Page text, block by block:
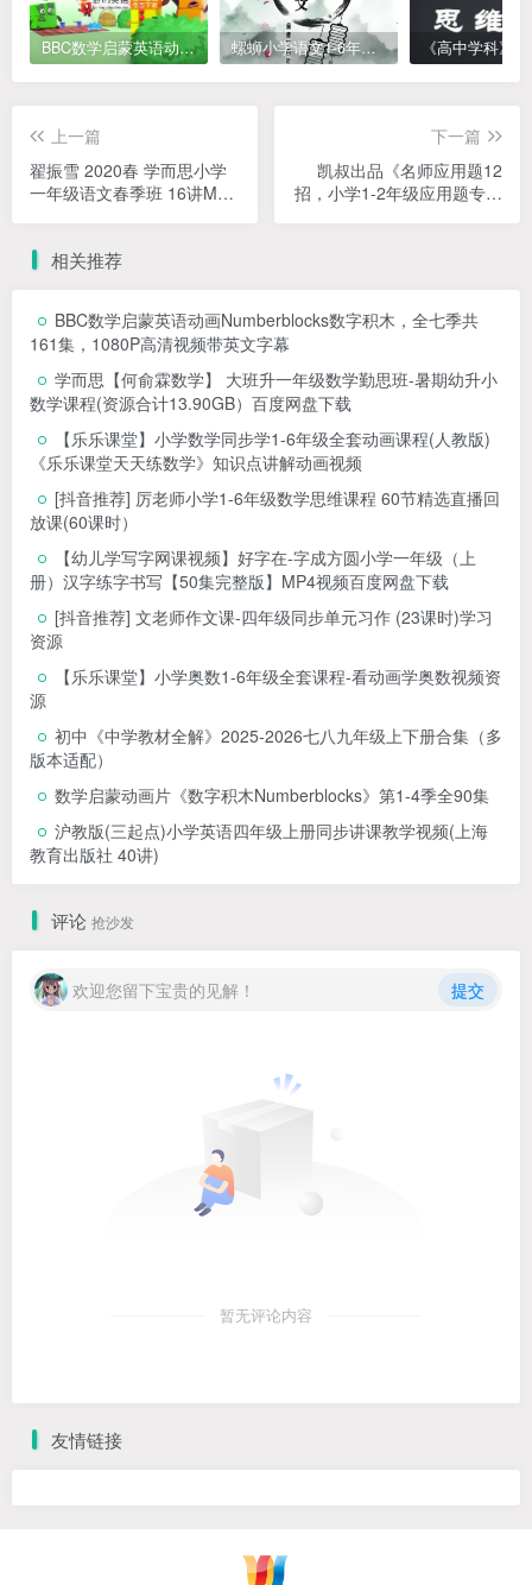
BBC数学启蒙英语动画Numberblocks数字积木，全七季共161集，1080P高清视频带英文字幕 螺蛳小学语文1-6年级《小学古诗文》课程视频
上一篇
翟振雪 2020春 学而思小学
一年级语文春季班 16讲MP4
下一篇
凯叔出品《名师应用题12
招，小学1-2年级应用题专题
相关推荐
BBC数学启蒙英语动画Numberblocks数字积木，全七季共
161集，1080P高清视频带英文字幕
学而思【何俞霖数学】 大班升一年级数学勤思班-暑期幼升小
数学课程(资源合计13.90GB）百度网盘下载
【乐乐课堂】小学数学同步学1-6年级全套动画课程(人教版)
《乐乐课堂天天练数学》知识点讲解动画视频
[抖音推荐] 厉老师小学1-6年级数学思维课程 60节精选直播回
放课(60课时）
【幼儿学写字网课视频】好字在-字成方圆小学一年级（上
册）汉字练字书写【50集完整版】MP4视频百度网盘下载
[抖音推荐] 文老师作文课-四年级同步单元习作 (23课时)学习
资源
【乐乐课堂】小学奥数1-6年级全套课程-看动画学奥数视频资
源
初中《中学教材全解》2025-2026七八九年级上下册合集（多
版本适配）
数学启蒙动画片《数字积木Numberblocks》第1-4季全90集
沪教版(三起点)小学英语四年级上册同步讲课教学视频(上海
教育出版社 40讲)
评论 抢沙发
欢迎您留下宝贵的见解！ 提交
暂无评论内容
友情链接